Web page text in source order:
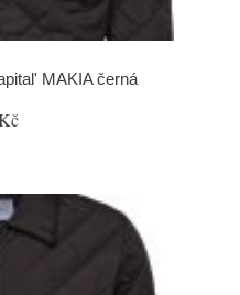
MAKIA černá